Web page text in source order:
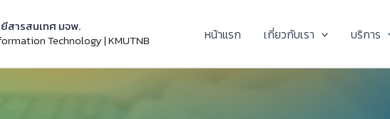
สารสนเทศ มจพ.
Technology | KMUTNB
หน้าแรก เกี่ยวกับเรา บริการ